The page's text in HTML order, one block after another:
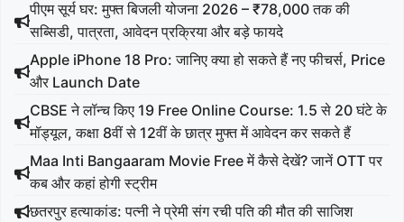
पीएम सूर्य घर: मुफ्त बिजली योजना 2026 – ₹78,000 तक की
सब्सिडी, पात्रता, आवेदन प्रक्रिया और बड़े फायदे
Apple iPhone 18 Pro: जानिए क्या हो सकते हैं नए फीचर्स, Price
और Launch Date
CBSE ने लॉन्च किए 19 Free Online Course: 1.5 से 20 घंटे के
मॉड्यूल, कक्षा 8वीं से 12वीं के छात्र मुफ्त में आवेदन कर सकते हैं
Maa Inti Bangaaram Movie Free में कैसे देखें? जानें OTT पर
कब और कहां होगी स्ट्रीम
छतरपुर हत्याकांड: पत्नी ने प्रेमी संग रची पति की मौत की साजिश